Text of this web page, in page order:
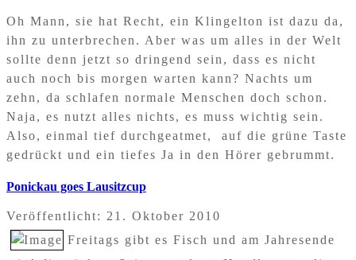
Oh Mann, sie hat Recht, ein Klingelton ist dazu da,
ihn zu unterbrechen. Aber was um alles in der Welt
sollte denn jetzt so dringend sein, dass es nicht
auch noch bis morgen warten kann? Nachts um
zehn, da schlafen normale Menschen doch schon.
Naja, es nutzt alles nichts, es muss wichtig sein.
Also, einmal tief durchgeatmet, auf die grüne Taste
gedrückt und ein tiefes Ja in den Hörer gebrummt.
Ponickau goes Lausitzcup
Veröffentlicht: 21. Oktober 2010
Freitags gibt es Fisch und am Jahresende